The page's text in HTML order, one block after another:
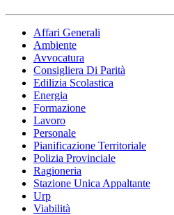
Affari Generali
Ambiente
Avvocatura
Consigliera Di Parità
Edilizia Scolastica
Energia
Formazione
Lavoro
Personale
Pianificazione Territoriale
Polizia Provinciale
Ragioneria
Stazione Unica Appaltante
Urp
Viabilità